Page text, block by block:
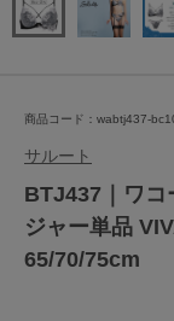
商品コード：wabtj437-
サルート
BTJ437｜ワコ
ジャー単品
65/70/75cm